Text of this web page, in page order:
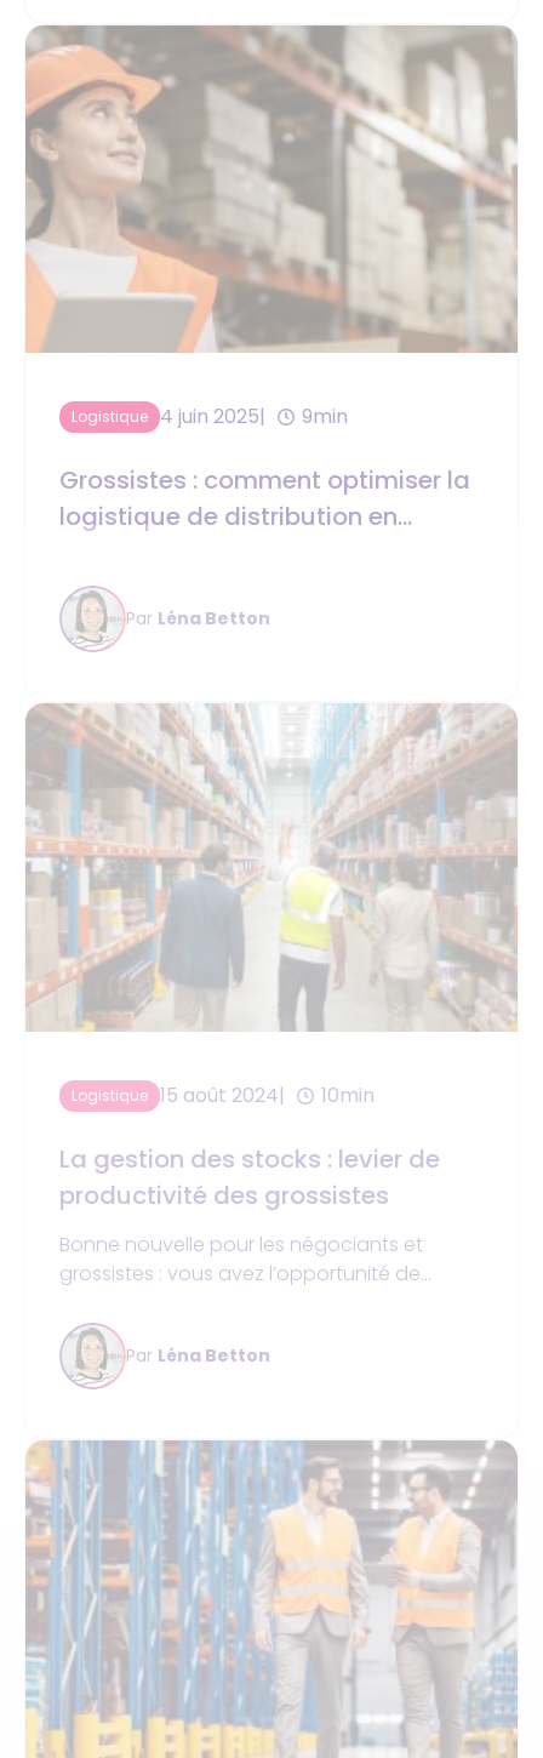
Logistique 4 juin 2025 9min
Grossistes : comment optimiser la
logistique de distribution en
Par Léna Betton
Logistique 15 août 2024 10min
La gestion des stocks : levier de
productivité des grossistes
Bonne nouvelle pour les négociants et
grossistes : vous avez l’opportunité de
levier de productivité. Si vous rencontrez
actuellement des difficultés pour gérer de
manière optimale vos stocks de
Par Léna Betton